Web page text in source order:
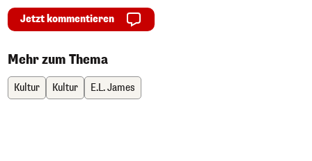
Jetzt kommentieren
Mehr zum Thema
Kultur Kultur E.L. James